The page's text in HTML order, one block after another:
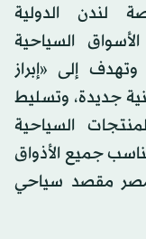
لندن الدولية
السياحية
إلى «إبراز
جديدة، وتسليط
السياحية
جميع الأذواق
مصر مقصد سياحي